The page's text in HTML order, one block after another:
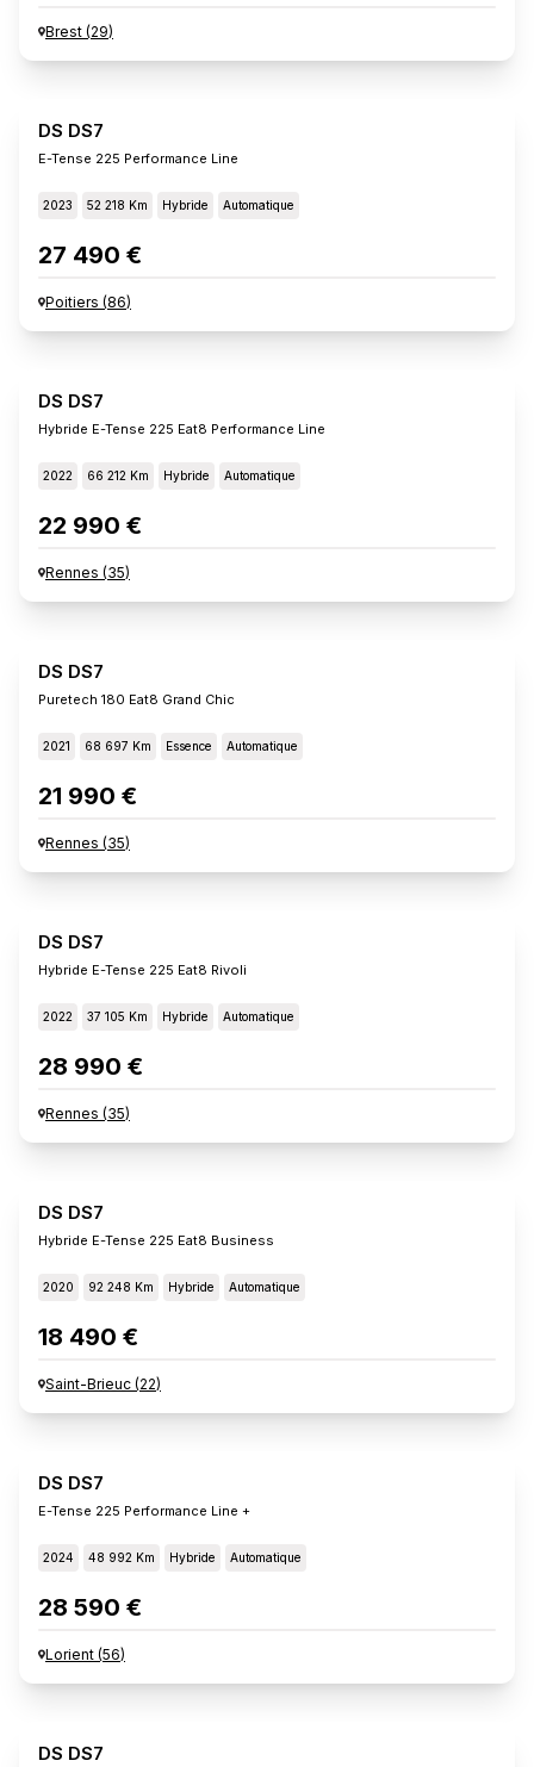
Brest (29)
DS DS7
E-Tense 225 Performance Line
2023 52 218 Km Hybride Automatique
27 490 €
Poitiers (86)
DS DS7
Hybride E-Tense 225 Eat8 Performance Line
2022 66 212 Km Hybride Automatique
22 990 €
Rennes (35)
DS DS7
Puretech 180 Eat8 Grand Chic
2021 68 697 Km Essence Automatique
21 990 €
Rennes (35)
DS DS7
Hybride E-Tense 225 Eat8 Rivoli
2022 37 105 Km Hybride Automatique
28 990 €
Rennes (35)
DS DS7
Hybride E-Tense 225 Eat8 Business
2020 92 248 Km Hybride Automatique
18 490 €
Saint-Brieuc (22)
DS DS7
E-Tense 225 Performance Line +
2024 48 992 Km Hybride Automatique
28 590 €
Lorient (56)
DS DS7